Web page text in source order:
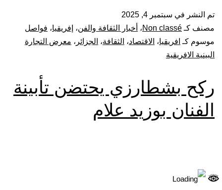
تم النشر في سبتمبر 4, 2025
مصنف كـ Non classé، أخبار الثقافة والفن، إفريقيا، فواصل
موسوم كـ افريقيا، الاقتصاد، الثقافة، الجزائر ، معرض التجارة
البينية الافريقية
ركح بشطارزي يحتضن تأبينة
الفنان بوزيد علام